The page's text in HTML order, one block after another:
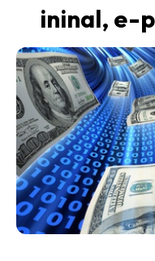
ininal, e-